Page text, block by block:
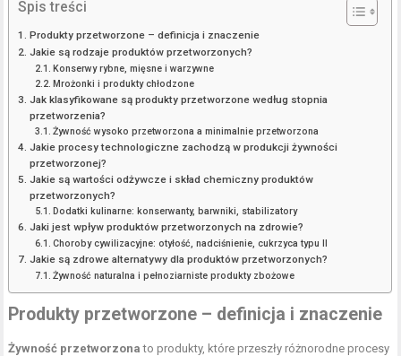
Spis treści
Produkty przetworzone – definicja i znaczenie
Jakie są rodzaje produktów przetworzonych?
Konserwy rybne, mięsne i warzywne
Mrożonki i produkty chłodzone
Jak klasyfikowane są produkty przetworzone według stopnia
przetworzenia?
Żywność wysoko przetworzona a minimalnie przetworzona
Jakie procesy technologiczne zachodzą w produkcji żywności
przetworzonej?
Jakie są wartości odżywcze i skład chemiczny produktów
przetworzonych?
Dodatki kulinarne: konserwanty, barwniki, stabilizatory
Jaki jest wpływ produktów przetworzonych na zdrowie?
Choroby cywilizacyjne: otyłość, nadciśnienie, cukrzyca typu II
Jakie są zdrowe alternatywy dla produktów przetworzonych?
Żywność naturalna i pełnoziarniste produkty zbożowe
Produkty przetworzone – definicja i znaczenie
Żywność przetworzona to produkty, które przeszły różnorodne procesy